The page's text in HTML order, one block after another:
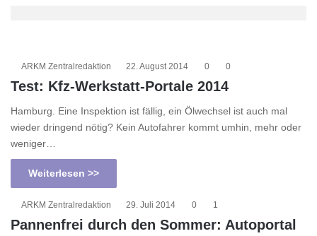
ARKM Zentralredaktion 22. August 2014 0 0
Test: Kfz-Werkstatt-Portale 2014
Hamburg. Eine Inspektion ist fällig, ein Ölwechsel ist auch mal
wieder dringend nötig? Kein Autofahrer kommt umhin, mehr oder
weniger…
Weiterlesen >>
ARKM Zentralredaktion 29. Juli 2014 0 1
Pannenfrei durch den Sommer: Autoportal